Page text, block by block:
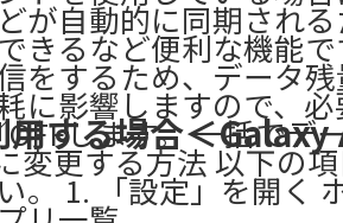
が自動的に同期され
きるなど便利な機能
をするため、データ
に影響しますので、
します。 一括でデ
変更する方法 以下の
。 1. 「設定」を開く
する場合＜Galaxy